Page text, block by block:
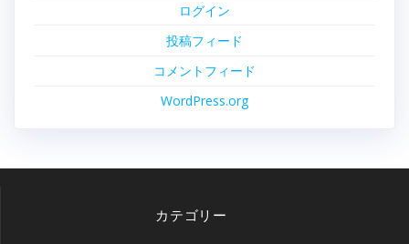
ログイン
投稿フィード
コメントフィード
WordPress.org
カテゴリー